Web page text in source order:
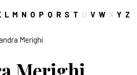
L M N O P Q R S T U V W X Y Z
Merighi